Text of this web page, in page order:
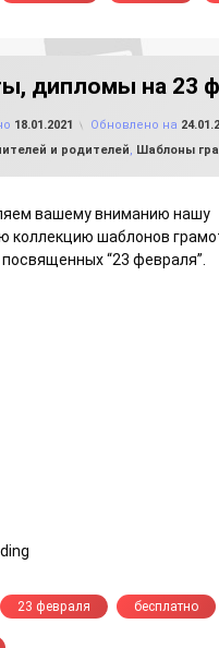
дипломы на 23
18.01.2021 Обновлено на
и родителей Шаблоны
вашему вниманию нашу
коллекцию шаблонов
“23 февраля”.
23 февраля бесплатно